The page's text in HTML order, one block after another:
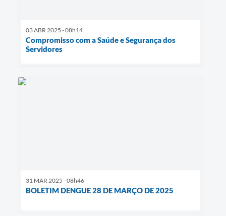
03 ABR 2025 - 08h14
Compromisso com a Saúde e Segurança dos
Servidores
31 MAR 2025 - 08h46
BOLETIM DENGUE 28 DE MARÇO DE 2025